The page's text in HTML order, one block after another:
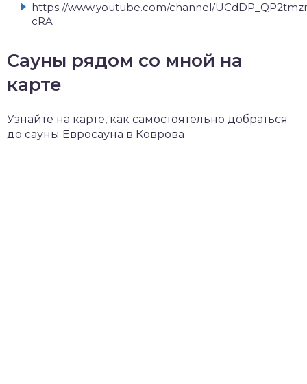
https://www.youtube.com/channel/
cRA
Сауны рядом со мной на
карте
Узнайте на карте, как самостоятельно добраться
до сауны Евросауна в Коврова